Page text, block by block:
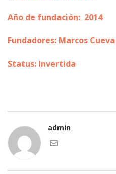
Año de fundación: 2014
Fundadores: Marcos
Status: Invertida
admin